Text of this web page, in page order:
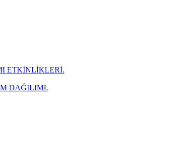
ETKİNLİKLERİ.
DAĞILIMI.